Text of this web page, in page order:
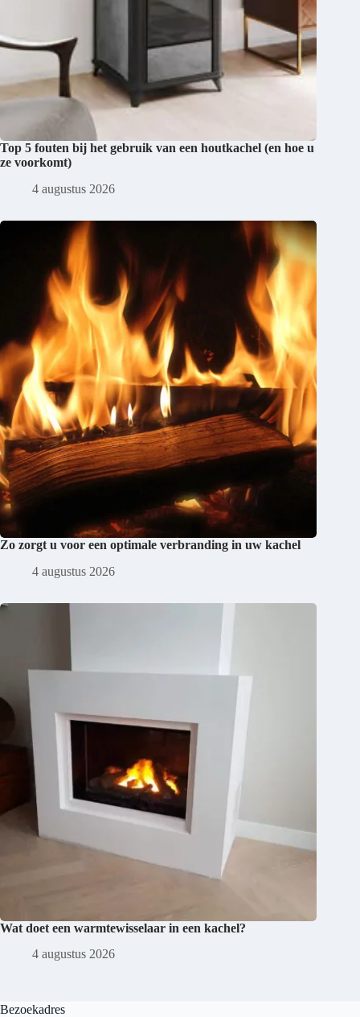
Top 5 fouten bij het gebruik van een houtkachel (en hoe u
ze voorkomt)
4 augustus 2026
Zo zorgt u voor een optimale verbranding in uw kachel
4 augustus 2026
Wat doet een warmtewisselaar in een kachel?
4 augustus 2026
Bezoekadres